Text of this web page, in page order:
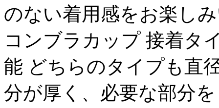
のない着用感をお楽し
コンブラカップ 接着タ
能 どちらのタイプも直
分が厚く、必要な部分